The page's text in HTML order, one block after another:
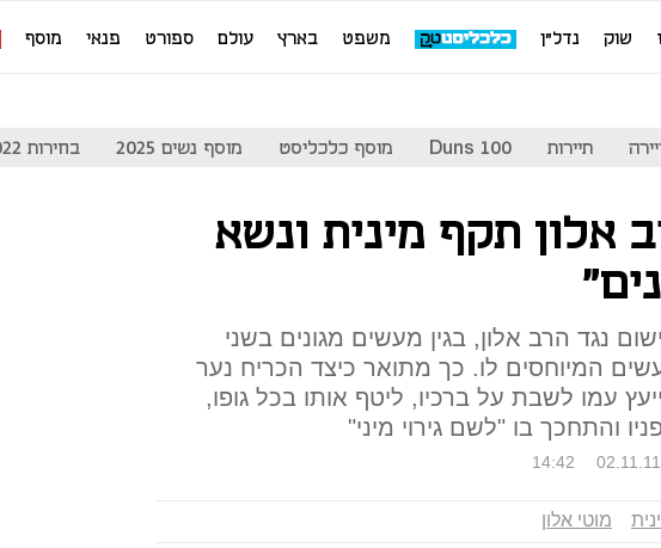
שוק נדל"ן משפט בארץ עולם ספורט פנאי מוסף
תיירות Duns 100 מוסף כלכליסט מוסף נשים 2025 בחירות 2022
אלון תקף מינית ונשא
נגד הרב אלון, בגין מעשים מגונים בשני
המיוחסים לו. כך מתואר כיצד הכריח נער
עמו לשבת על ברכיו, ליטף אותו בכל גופו,
והתחכך בו "לשם גירוי מיני"
14:42 02.11.11
מוטי אלון